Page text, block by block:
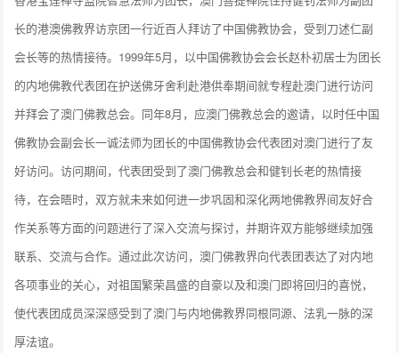
长的港澳佛教界访京团一行近百人拜访了中国佛教协会，受到刀述仁副
会长等的热情接待。1999年5月，以中国佛教协会会长赵朴初居士为团长
的内地佛教代表团在护送佛牙舍利赴港供奉期间就专程赴澳门进行访问
并拜会了澳门佛教总会。同年8月，应澳门佛教总会的邀请，以时任中国
佛教协会副会长一诚法师为团长的中国佛教协会代表团对澳门进行了友
好访问。访问期间，代表团受到了澳门佛教总会和健钊长老的热情接
待，在会晤时，双方就未来如何进一步巩固和深化两地佛教界间友好合
作关系等方面的问题进行了深入交流与探讨，并期许双方能够继续加强
联系、交流与合作。通过此次访问，澳门佛教界向代表团表达了对内地
各项事业的关心，对祖国繁荣昌盛的自豪以及和澳门即将回归的喜悦，
使代表团成员深深感受到了澳门与内地佛教界同根同源、法乳一脉的深
厚法谊。